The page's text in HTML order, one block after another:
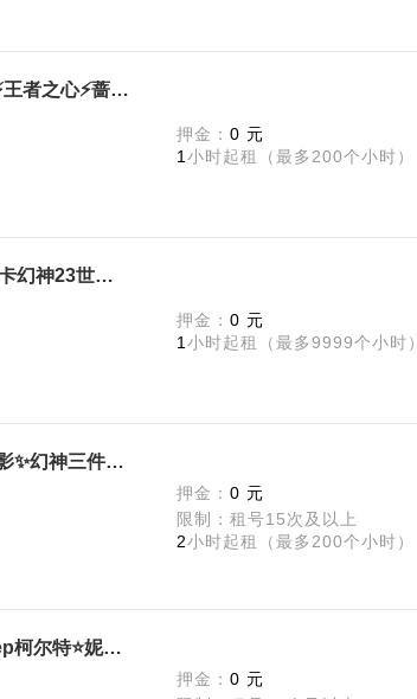
【可排位】【可排】【幻神+音效+动感】⚡电竞装甲套⚡王者之魄⚡王者之心⚡蔷薇夜魔⚡黑骑士-海王⚡
押金： 0 元
1 小时起租（最多200个小时）
【可排位】奇幻泡泡象4把蝴蝶刀QBZ冠军星神幻神裁决白虎音效卡幻神23世冠白鲨漫游✅隼岚兮儿王者魅影✅鹰
押金： 0 元
1 小时起租（最多9999个小时）
【可排位】传说幽瞳✨炽芒蝶刃✨炽芒蝶刃✨裁决三件套✨g36c幻影✨幻神三件套✨星火小队✨星神三件套✨冠军之特
押金： 0 元
限制：租号15次及以上
2小时起租（最多200个小时）
【可排位】新ep幻神皮肤三件套⭐裁决流光秘银三件套⭐usp雷暴ep柯尔特⭐妮妮新角色⭐毁灭三件套白虎qbz⭐⭐
押金： 0 元